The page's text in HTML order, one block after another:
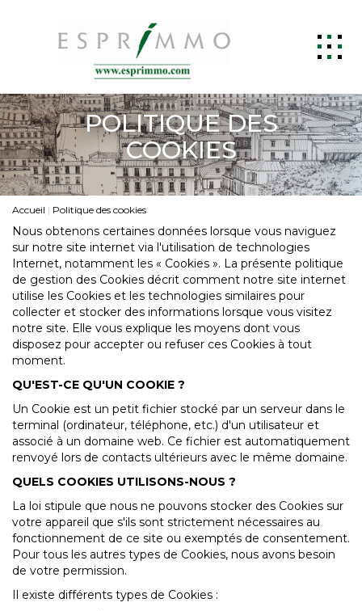
ACCUEIL
ACHETER
LOUER
ESTIMER
GESTION LOCATIVE
SYNDIC
BIENS VENDUS
CONTACT
POLITIQUE DES
COOKIES
Accueil Politique des cookies
Nous obtenons certaines données lorsque vous naviguez
sur notre site internet via l'utilisation de technologies
Internet, notamment les « Cookies ». La présente politique
de gestion des Cookies décrit comment notre site internet
utilise les Cookies et les technologies similaires pour
collecter et stocker des informations lorsque vous visitez
notre site. Elle vous explique les moyens dont vous
disposez pour accepter ou refuser ces Cookies à tout
moment.
QU'EST-CE QU'UN COOKIE ?
Un Cookie est un petit fichier stocké par un serveur dans le
terminal (ordinateur, téléphone, etc.) d'un utilisateur et
associé à un domaine web. Ce fichier est automatiquement
renvoyé lors de contacts ultérieurs avec le même domaine.
QUELS COOKIES UTILISONS-NOUS ?
La loi stipule que nous ne pouvons stocker des Cookies sur
votre appareil que s'ils sont strictement nécessaires au
fonctionnement de ce site ou exemptés de consentement.
Pour tous les autres types de Cookies, nous avons besoin
de votre permission.
Il existe différents types de Cookies :